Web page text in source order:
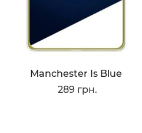
Manchester Is Blue
289 грн.